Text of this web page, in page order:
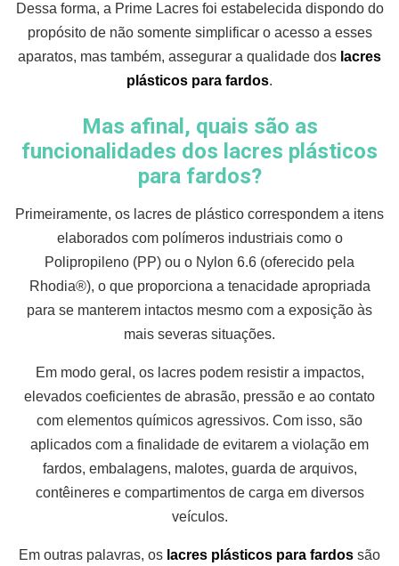
Dessa forma, a Prime Lacres foi estabelecida dispondo do
propósito de não somente simplificar o acesso a esses
aparatos, mas também, assegurar a qualidade dos lacres
plásticos para fardos.
Mas afinal, quais são as
funcionalidades dos lacres plásticos
para fardos?
Primeiramente, os lacres de plástico correspondem a itens
elaborados com polímeros industriais como o
Polipropileno (PP) ou o Nylon 6.6 (oferecido pela
Rhodia®), o que proporciona a tenacidade apropriada
para se manterem intactos mesmo com a exposição às
mais severas situações.
Em modo geral, os lacres podem resistir a impactos,
elevados coeficientes de abrasão, pressão e ao contato
com elementos químicos agressivos. Com isso, são
aplicados com a finalidade de evitarem a violação em
fardos, embalagens, malotes, guarda de arquivos,
contêineres e compartimentos de carga em diversos
veículos.
Em outras palavras, os lacres plásticos para fardos são